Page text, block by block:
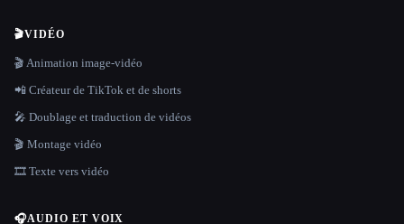
🎬VIDÉO
🎬 Animation image-vidéo
📲 Créateur de TikTok et de shorts
🎤 Doublage et traduction de vidéos
🎬 Montage vidéo
🎞️ Texte vers vidéo
🎧AUDIO ET VOIX